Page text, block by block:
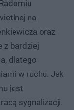
na
oraz
z bardziej
dlatego
w ruchu. Jak
jest
sygnalizacji.